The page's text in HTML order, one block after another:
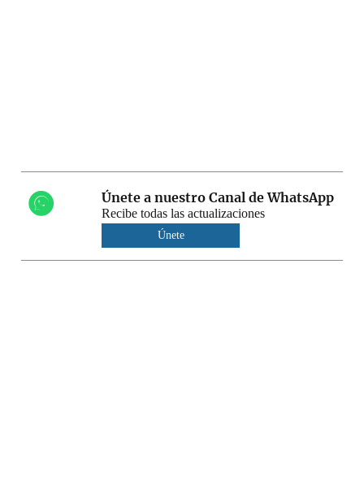
Únete a nuestro Canal de WhatsApp
Recibe todas las actualizaciones
Únete